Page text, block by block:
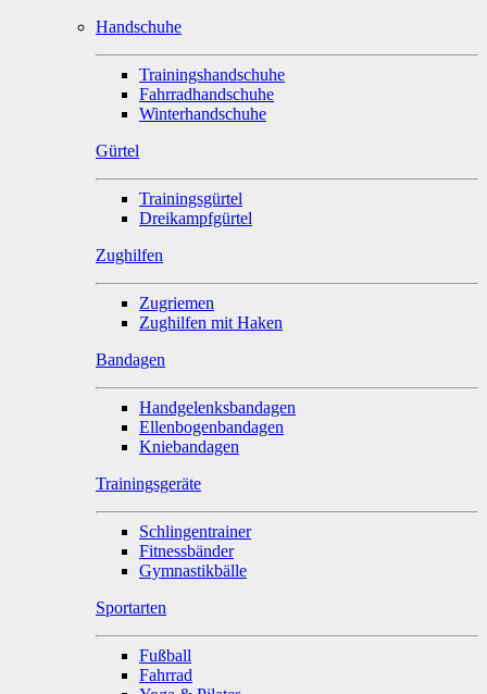
Handschuhe
Trainingshandschuhe
Fahrradhandschuhe
Winterhandschuhe
Gürtel
Trainingsgürtel
Dreikampfgürtel
Zughilfen
Zugriemen
Zughilfen mit Haken
Bandagen
Handgelenksbandagen
Ellenbogenbandagen
Kniebandagen
Trainingsgeräte
Schlingentrainer
Fitnessbänder
Gymnastikbälle
Sportarten
Fußball
Fahrrad